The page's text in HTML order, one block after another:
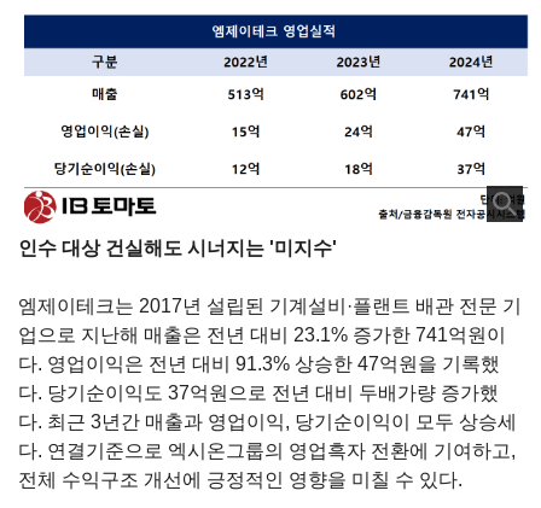
인수 대상 건실해도 시너지는 '미지수'
엠제이테크는 2017년 설립된 기계설비·플랜트 배관 전문 기
업으로 지난해 매출은 전년 대비 23.1% 증가한 741억원이
다. 영업이익은 전년 대비 91.3% 상승한 47억원을 기록했
다. 당기순이익도 37억원으로 전년 대비 두배가량 증가했
다. 최근 3년간 매출과 영업이익, 당기순이익이 모두 상승세
다. 연결기준으로 엑시온그룹의 영업흑자 전환에 기여하고,
전체 수익구조 개선에 긍정적인 영향을 미칠 수 있다.